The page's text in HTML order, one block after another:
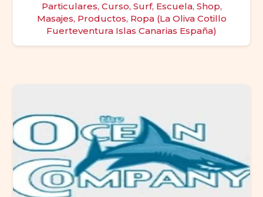
Particulares, Curso, Surf, Escuela, Shop,
Masajes, Productos, Ropa (La Oliva Cotillo
Fuerteventura Islas Canarias España)